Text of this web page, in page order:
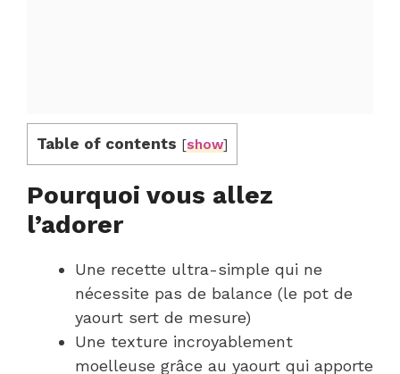
Table of contents [show]
Pourquoi vous allez
l’adorer
Une recette ultra-simple qui ne
nécessite pas de balance (le pot de
yaourt sert de mesure)
Une texture incroyablement
moelleuse grâce au yaourt qui apporte